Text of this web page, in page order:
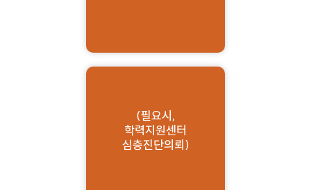
(필요시,
학력지원센터
심층진단의뢰)